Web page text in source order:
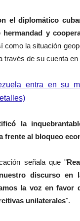
el diplomático
y
como la situación
través de su cuenta
entra en su
la
frente al bloqueo
señala que "
discurso en
la voz en favor
unilaterales".